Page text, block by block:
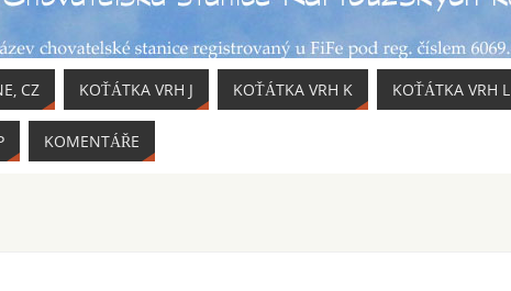
CZ KOŤÁTKA VRH J KOŤÁTKA VRH K KOŤÁTKA VRH L
KOMENTÁŘE